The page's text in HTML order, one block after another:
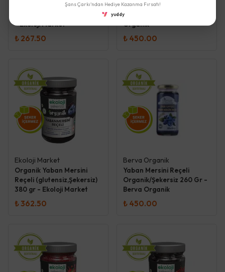
Organik Kayısı Reçeli
- Ekoloji Market
₺ 267.50
Aronya Reçeli Organik/
Şekersiz 260 Gr - Berva
Organik
₺ 450.00
Ekoloji Market
Organik Yaban Mersini
Reçeli (glutensiz,Şekersiz)
380 gr - Ekoloji Market
₺ 362.50
Berva Organik
Yaban Mersini Reçeli
Organik/Şekersiz 260 Gr -
Berva Organik
₺ 450.00
Şans Çarkı'ndan Hediye Kazanma Fırsatı!
yuddy